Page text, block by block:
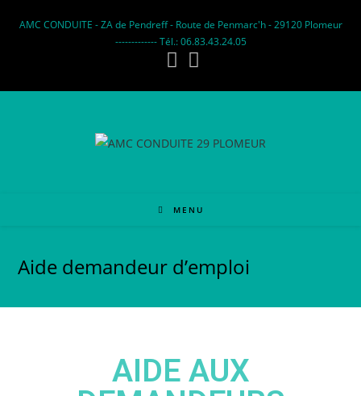
AMC CONDUITE - ZA de Pendreff - Route de Penmarc'h - 29120 Plomeur
------------- Tél.: 06.83.43.24.05
MENU
Aide demandeur d’emploi
AIDE AUX